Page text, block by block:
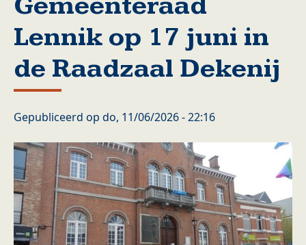
Lennik op 17 juni in
de Raadzaal Dekenij
Gepubliceerd op do, 11/06/2026 - 22:16